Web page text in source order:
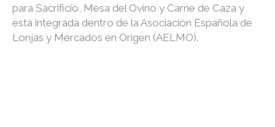
para Sacrificio, Mesa del Ovino y Carne de Caza y
está integrada dentro de la Asociación Española de
Lonjas y Mercados en Origen (AELMO).